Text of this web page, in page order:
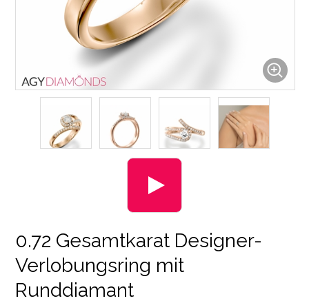
0.72 Gesamtkarat Designer-
Verlobungsring mit
Runddiamant